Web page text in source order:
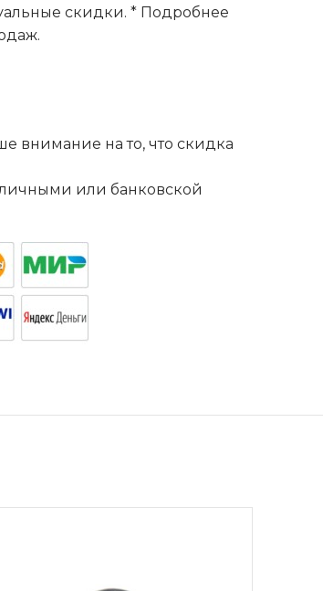
скидки. * Подробнее
внимание на то, что скидка
или банковской